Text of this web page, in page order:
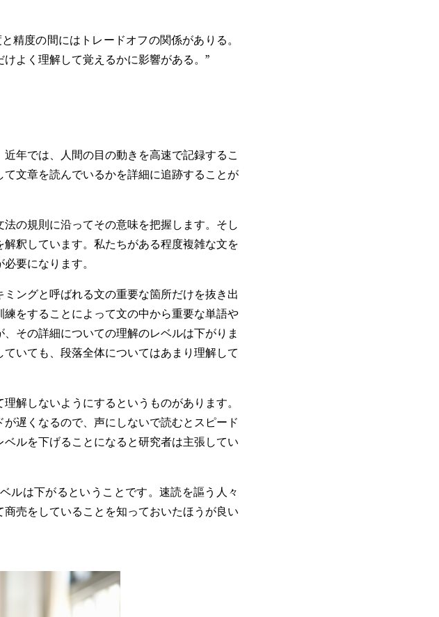
精度の間にはトレードオフの関係がありる。
よく理解して覚えるかに影響がある。”
年では、人間の目の動きを高速で記録するこ
文章を読んでいるかを詳細に追跡することが
の規則に沿ってその意味を把握します。そし
釈しています。私たちがある程度複雑な文を
要になります。
ングと呼ばれる文の重要な箇所だけを抜き出
をすることによって文の中から重要な単語や
その詳細についての理解のレベルは下がりま
いても、段落全体についてはあまり理解して
解しないようにするというものがあります。
遅くなるので、声にしないで読むとスピード
ルを下げることになると研究者は主張してい
ルは下がるということです。速読を謳う人々
売をしていることを知っておいたほうが良い